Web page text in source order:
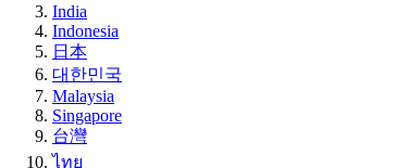
India
Indonesia
日本
대한민국
Malaysia
Singapore
台灣
ไทย